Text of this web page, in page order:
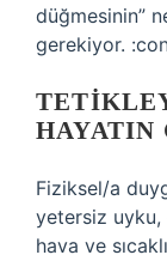
düğmesinin”
gerekiyor.
HAYATIN
Fiziksel/a
yetersiz uyku,
hava ve